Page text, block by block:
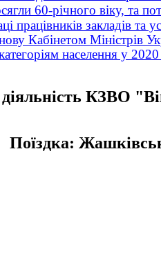
60-річного віку, та
працівників закладів
Кабінетом Міністрів
населення у
КЗВО
Поїздка: